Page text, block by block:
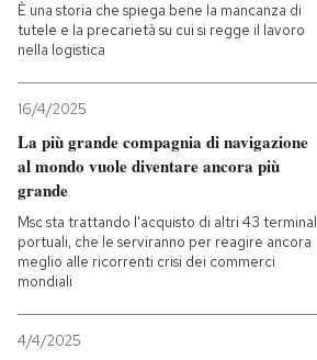
È una storia che spiega bene la mancanza di
tutele e la precarietà su cui si regge il lavoro
nella logistica
16/4/2025
La più grande compagnia di navigazione
al mondo vuole diventare ancora più
grande
Msc sta trattando l'acquisto di altri 43 terminal
portuali, che le serviranno per reagire ancora
meglio alle ricorrenti crisi dei commerci
mondiali
4/4/2025